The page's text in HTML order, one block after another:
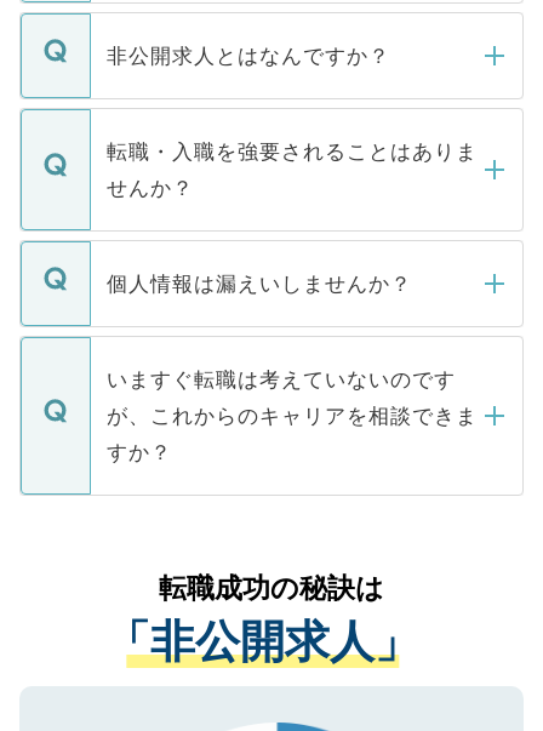
ご登録いただきましたら、弊社担当者がご
登録内容を確認し、その後メールもしくは
ます。通常、5営業日以内にはご連絡をせて
いただきますので、しばらくお待ちくださ
非公開求人とはなんですか？
マイナビDOCTORで取り扱っている求人の
うち約3割は、Webサイトからご覧いただ
けない「非公開求人」です。非公開求人は
下記の理由によって、一般には公開してい
ません。
■応募殺到を避けるため 人気のある医療機
関を公にしてしまうと、応募が殺到する場
に、医療機関が求める条件に合った人材の
みを人材紹介会社に依頼するケースが増え
ています。
転職・入職を強要されることはありま
せんか？
転職・入職を強要することは一切ありませ
ん。また、仮に応募先から内定をいただい
定を承諾する必要はありません。内定先へ
の辞退の連絡はキャリアパートナーが行い
個人情報は漏えいしませんか？
個人情報が漏えいすることはありませんの
で、ご安心ください。当サイトからの登録
などで収集したご登録者様の個人情報は、
ご本人のキャリアアップおよび転職活動の
支援を目的に使用いたします。お預かりし
ているすべての個人データはご本人の許可
は、個人情報の取り扱いについての厳密な
管理基準を満たした事業者のみに付与され
る、プライバシーマークを取得済みです。
いますぐ転職は考えていないのです
が、これからのキャリアを相談できま
すか？
かがいして、現在の医療機関の状況や紹介
経験をまじえながら、適切なアドバイスを
させていただきます。すぐにご転職をされ
ない方には、長期的なサポートが可能です
ので、まずはご登録ください。
転職成功の秘訣は
「非公開求人」